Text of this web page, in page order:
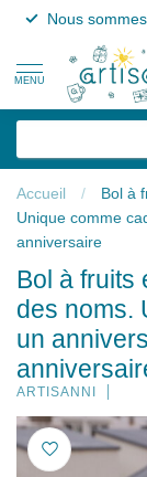
Nous
MENU
Accueil /
Bol à
Unique comme
anniversaire
Bol à fruits
des noms.
un
ARTISANNI